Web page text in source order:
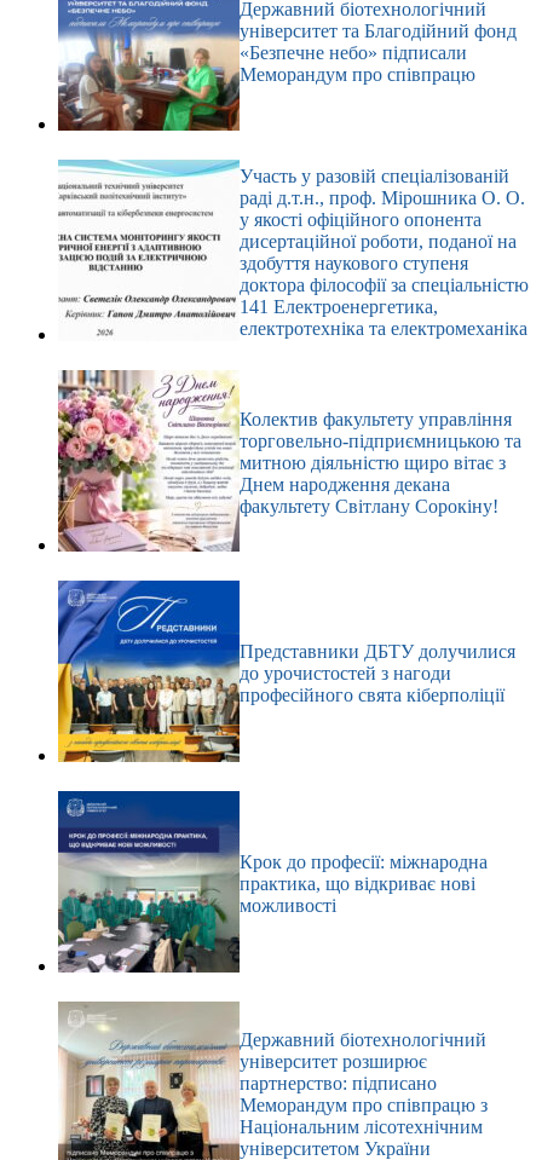
Державний біотехнологічний
університет та Благодійний фонд
«Безпечне небо» підписали
Меморандум про співпрацю
Участь у разовій спеціалізованій
раді д.т.н., проф. Мірошника О. О.
у якості офіційного опонента
дисертаційної роботи, поданої на
здобуття наукового ступеня
доктора філософії за спеціальністю
141 Електроенергетика,
електротехніка та електромеханіка
Колектив факультету управління
торговельно-підприємницькою та
митною діяльністю щиро вітає з
Днем народження декана
факультету Світлану Сорокіну!
Представники ДБТУ долучилися
до урочистостей з нагоди
професійного свята кіберполіції
Крок до професії: міжнародна
практика, що відкриває нові
можливості
Державний біотехнологічний
університет розширює
партнерство: підписано
Меморандум про співпрацю з
Національним лісотехнічним
університетом України